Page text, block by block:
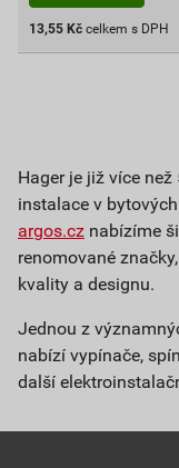
13,55 Kč celkem s DPH
Hager je již více
instalace v
argos.cz nabízíme
renomované
kvality a designu.​
Jednou z
nabízí vypínače,
další